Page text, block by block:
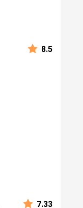
8.5
7.33